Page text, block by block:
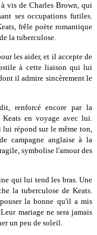
vis de Charles Brown, qui
ses occupations futiles.
frêle poète romantique
la tuberculose.
les aider, et il accepte de
à cette liaison qui lui
il admire sincèrement le
renforcé encore par la
en voyage avec lui.
répond sur le même ton,
campagne anglaise à la
symbolise l'amour des
qui lui tend les bras. Une
la tuberculose de Keats.
la bonne qu'il a mis
mariage ne sera jamais
un peu de soleil.